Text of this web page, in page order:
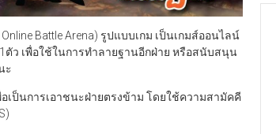
Battle Arena) รูปแบบเกม เป็นเกมส์ออนไลน์
ว เพื่อใช้ในการทำลายฐานอีกฝ่าย หรือสนับสนุน
ะ
เป็นการเอาชนะฝ่ายตรงข้าม โดยใช้ความสามัคคี